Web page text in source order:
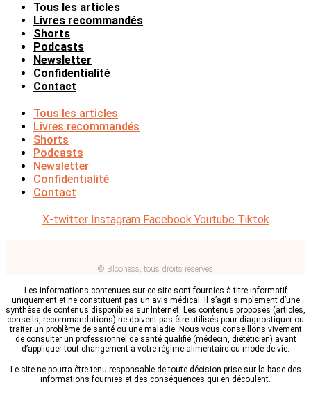
Tous les articles
Livres recommandés
Shorts
Podcasts
Newsletter
Confidentialité
Contact
Tous les articles
Livres recommandés
Shorts
Podcasts
Newsletter
Confidentialité
Contact
X-twitter Instagram Facebook Youtube Tiktok
© Blooness, tous droits réservés
Les informations contenues sur ce site sont fournies à titre informatif
uniquement et ne constituent pas un avis médical. Il s’agit simplement d’une
synthèse de contenus disponibles sur Internet. Les contenus proposés (articles,
conseils, recommandations) ne doivent pas être utilisés pour diagnostiquer ou
traiter un problème de santé ou une maladie. Nous vous conseillons vivement
de consulter un professionnel de santé qualifié (médecin, diététicien) avant
d’appliquer tout changement à votre régime alimentaire ou mode de vie.
Le site ne pourra être tenu responsable de toute décision prise sur la base des
informations fournies et des conséquences qui en découlent.